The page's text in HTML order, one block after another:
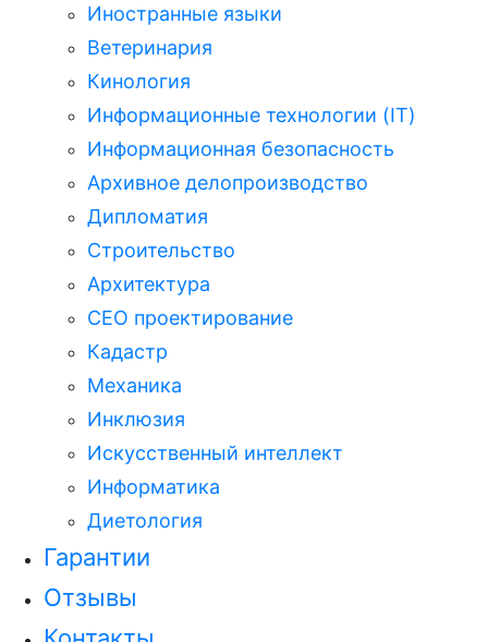
Иностранные языки
Ветеринария
Кинология
Информационные технологии (IT)
Информационная безопасность
Архивное делопроизводство
Дипломатия
Строительство
Архитектура
СЕО проектирование
Кадастр
Механика
Инклюзия
Искусственный интеллект
Информатика
Диетология
Гарантии
Отзывы